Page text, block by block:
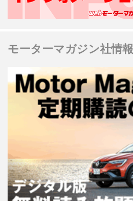
モーターマガジン社情報